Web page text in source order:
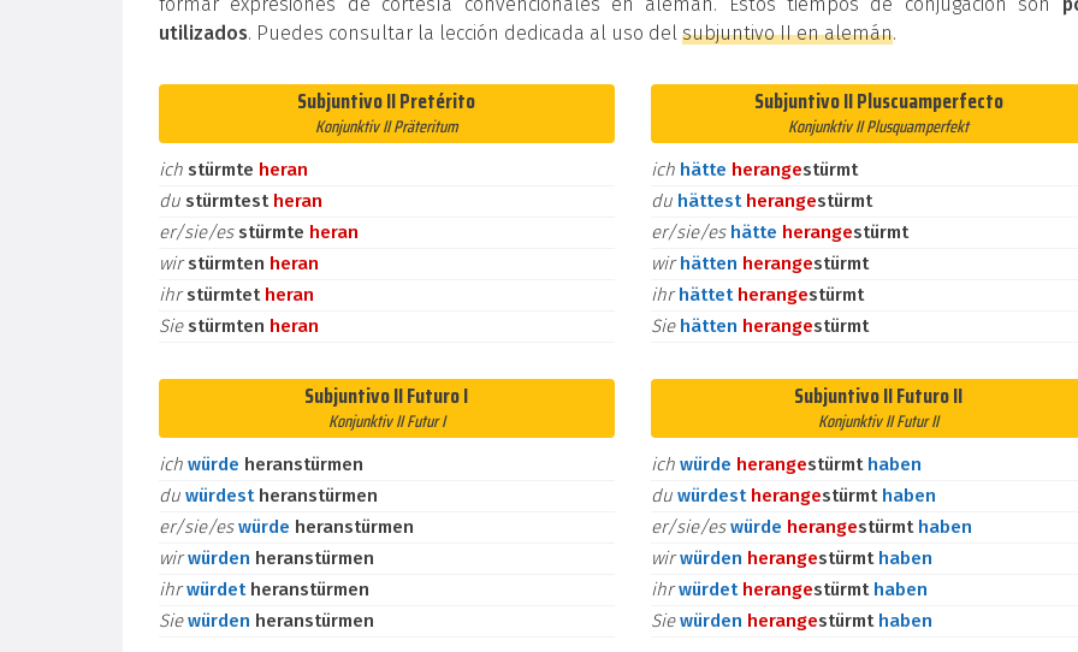
utilizados. Puedes consultar la lección dedicada al uso del subjuntivo II en alemán.
Subjuntivo II Pretérito
Konjunktiv II Präteritum
ich stürmte heran
du stürmtest heran
er/sie/es stürmte heran
wirstürmten heran
ihrstürmtet heran
Sie stürmten heran
Subjuntivo II Pluscuamperfecto
Konjunktiv II Plusquamperfekt
ich hätte herangestürmt
du hättest herangestürmt
er/sie/es hätte herangestürmt
wirhätten herangestürmt
ihrhättet herangestürmt
Sie hätten herangestürmt
Subjuntivo II Futuro I
Konjunktiv II Futur I
ich würde heranstürmen
du würdest heranstürmen
er/sie/eswürde heranstürmen
wirwürden heranstürmen
ihrwürdet heranstürmen
Siewürden heranstürmen
Subjuntivo II Futuro II
Konjunktiv II Futur II
ich würde herangestürmt haben
du würdest herangestürmt haben
er/sie/eswürde herangestürmt haben
wirwürden herangestürmt haben
ihrwürdet herangestürmt haben
Siewürden herangestürmt haben